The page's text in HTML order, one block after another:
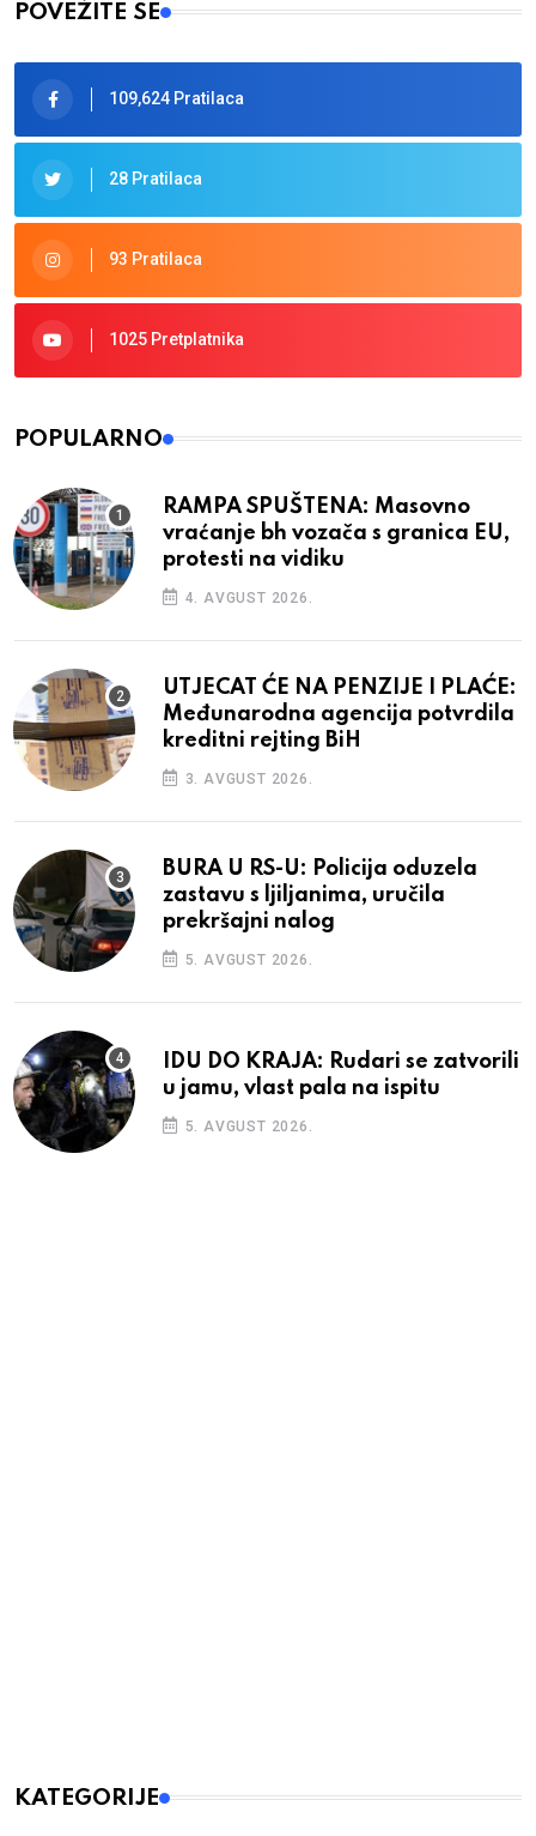
POVEŽITE SE
109,624 Pratilaca
28 Pratilaca
93 Pratilaca
1025 Pretplatnika
POPULARNO
RAMPA SPUŠTENA: Masovno
vraćanje bh vozača s granica EU,
protesti na vidiku
4. AVGUST 2026.
UTJECAT ĆE NA PENZIJE I PLAĆE:
Međunarodna agencija potvrdila
kreditni rejting BiH
3. AVGUST 2026.
BURA U RS-U: Policija oduzela
zastavu s ljiljanima, uručila
prekršajni nalog
5. AVGUST 2026.
IDU DO KRAJA: Rudari se zatvorili
u jamu, vlast pala na ispitu
5. AVGUST 2026.
KATEGORIJE